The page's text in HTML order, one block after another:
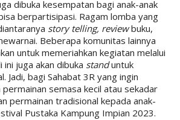
dibuka kesempatan bagi anak-anak
berpartisipasi. Ragam lomba yang
story telling, reviewbuku,
Beberapa komunitas lainnya
untuk memeriahkan kegiatan melalui
ini juga akan dibuka standuntuk
Jadi, bagi Sahabat 3R yang ingin
semasa kecil atau sekadar
permainan tradisional kepada anak-
Pustaka Kampung Impian 2023.